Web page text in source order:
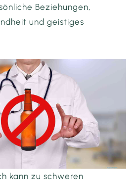
Beziehungen,
und geistiges
kann zu schweren